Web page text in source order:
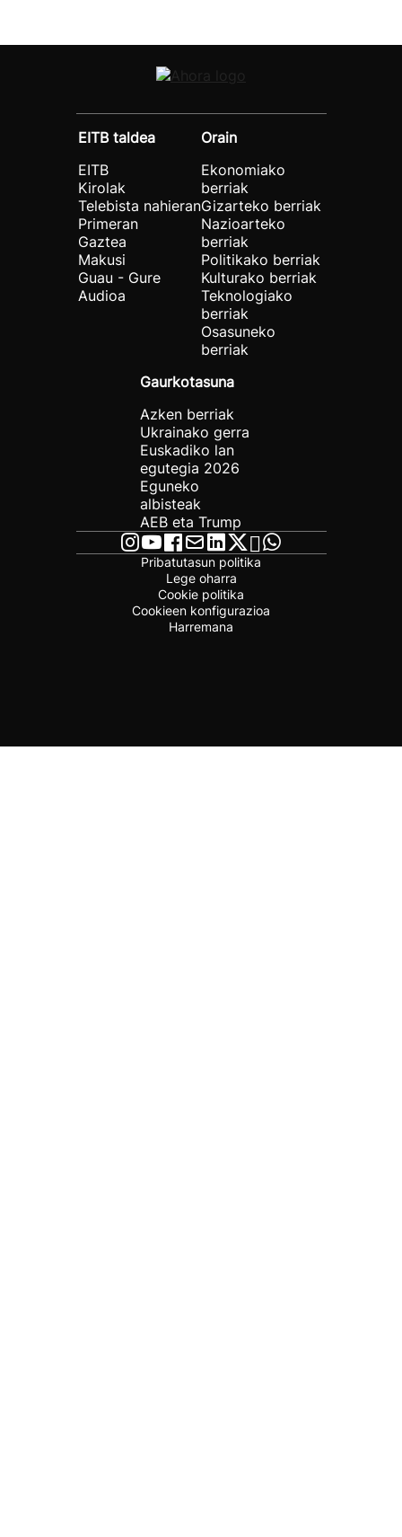
EITB taldea
EITB
Kirolak
Telebista nahieran
Primeran
Gaztea
Makusi
Guau - Gure
Audioa
Orain
Ekonomiako
berriak
Gizarteko berriak
Nazioarteko
berriak
Politikako berriak
Kulturako berriak
Teknologiako
berriak
Osasuneko
berriak
Gaurkotasuna
Azken berriak
Ukrainako gerra
Euskadiko lan
egutegia 2026
Eguneko
albisteak
AEB eta Trump
Pribatutasun politika
Lege oharra
Cookie politika
Cookieen konfigurazioa
Harremana